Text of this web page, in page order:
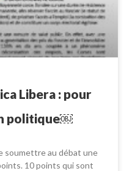
Libera : pour
politique￼
soumettre au débat une
10 points qui sont